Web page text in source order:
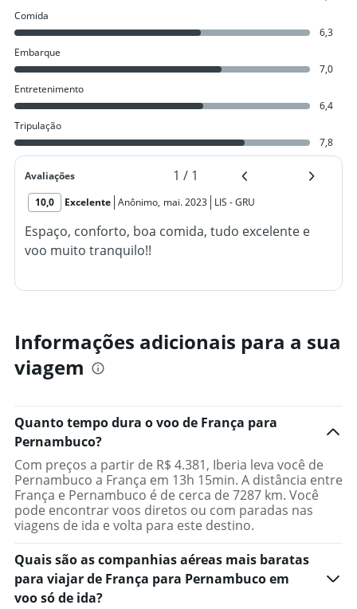
Comida
6,3
Embarque
7,0
Entretenimento
6,4
Tripulação
7,8
Avaliações 1 / 1
10,0 Excelente Anônimo, mai. 2023 LIS -GRU
Espaço, conforto, boa comida, tudo excelente e
voo muito tranquilo!!
Informações adicionais para a sua
viagem
Quanto tempo dura o voo de França para
Pernambuco?
Com preços a partir de R$ 4.381, Iberia leva você de
Pernambuco a França em 13h 15min. A distância entre
França e Pernambuco é de cerca de 7287 km. Você
pode encontrar voos diretos ou com paradas nas
viagens de ida e volta para este destino.
Quais são as companhias aéreas mais baratas
para viajar de França para Pernambuco em
voo só de ida?